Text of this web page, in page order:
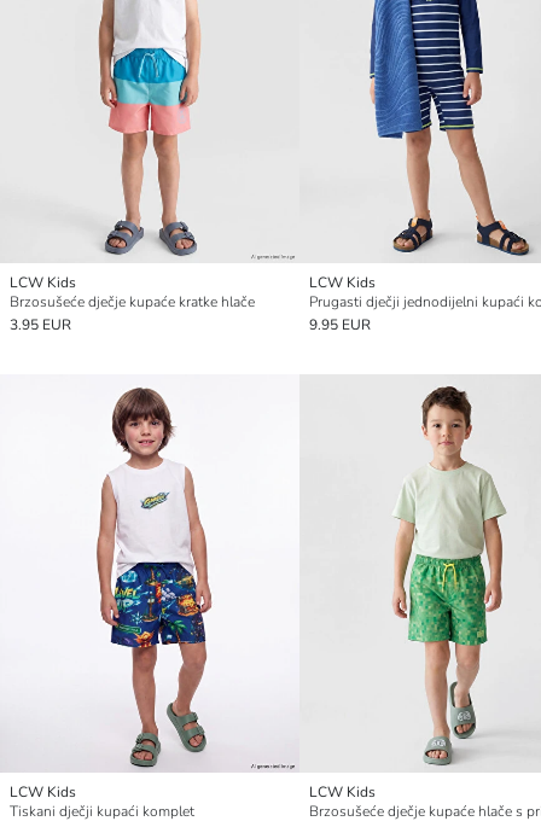
LCW Kids
Brzosušeće dječje kupaće kratke hlače
3.95 EUR
LCW Kids
Prugasti dječji jednodijelni kupaći
9.95 EUR
LCW Kids
Tiskani dječji kupaći komplet
LCW Kids
Brzosušeće dječje kupaće hlače s